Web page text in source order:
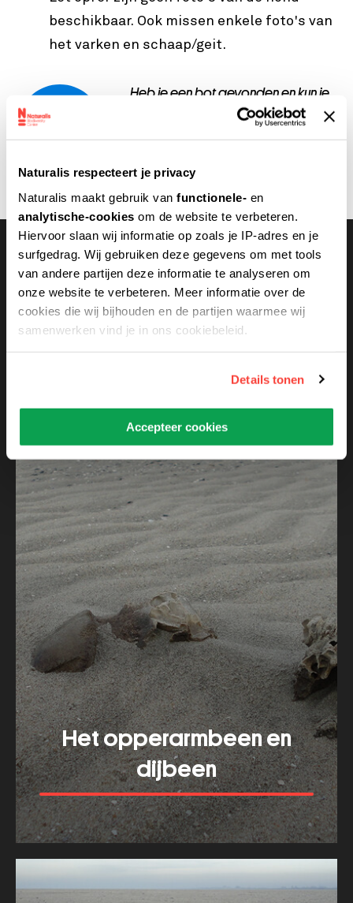
Naturalis respecteert je privacy
Naturalis maakt gebruik van functionele- en
analytische-cookies om de website te verbeteren.
Hiervoor slaan wij informatie op zoals je IP-adres en je
surfgedrag. Wij gebruiken deze gegevens om met tools
van andere partijen deze informatie te analyseren om
onze website te verbeteren. Meer informatie over de
cookies die wij bijhouden en de partijen waarmee wij
samenwerken vind je in ons cookiebeleid.
Details tonen
Accepteer cookies
beschikbaar. Ook missen enkele foto's van
het varken en schaap/geit.
Heb je een bot gevonden en kun je
niet achterhalen wat het is? Stuur
foto's
van het bot met een
Ook interessant
Het opperarmbeen en
dijbeen
Meer tonenabout
opperarmbeen